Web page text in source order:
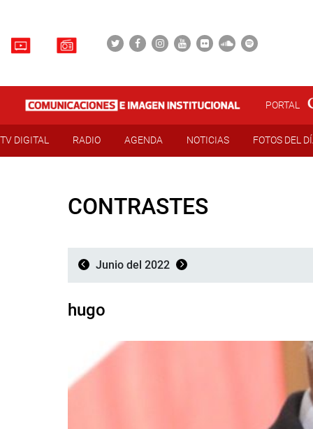
PORTAL
TV DIGITAL RADIO AGENDA NOTICIAS FOTOS DEL
CONTRASTES
Junio del 2022
hugo